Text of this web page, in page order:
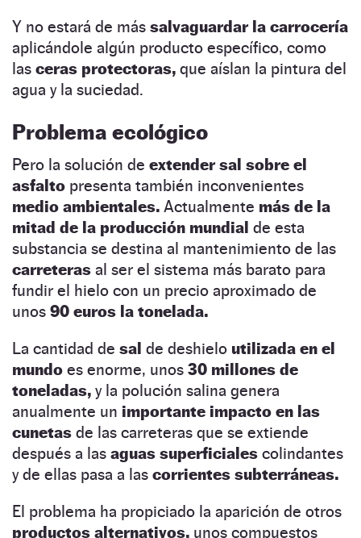
Y no estará de más salvaguardar la carrocería
aplicándole algún producto específico, como
las ceras protectoras, que aíslan la pintura del
agua y la suciedad.
Problema ecológico
Pero la solución de extender sal sobre el
asfalto presenta también inconvenientes
medio ambientales. Actualmente más de la
mitad de la producción mundial de esta
substancia se destina al mantenimiento de las
carreteras al ser el sistema más barato para
fundir el hielo con un precio aproximado de
unos 90 euros la tonelada.
La cantidad de sal de deshielo utilizada en el
mundo es enorme, unos 30 millones de
toneladas, y la polución salina genera
anualmente un importante impacto en las
cunetas de las carreteras que se extiende
después a las aguas superficiales colindantes
y de ellas pasa a las corrientes subterráneas.
El problema ha propiciado la aparición de otros
productos alternativos, unos compuestos